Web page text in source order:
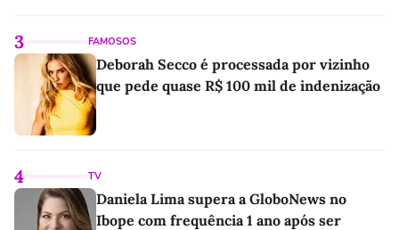
3 FAMOSOS
Deborah Secco é processada por vizinho
que pede quase R$ 100 mil de indenização
4 TV
Daniela Lima supera a GloboNews no
Ibope com frequência 1 ano após ser